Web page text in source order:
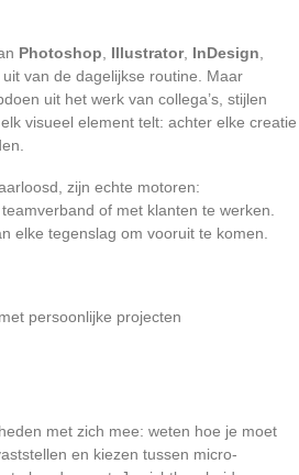
Photoshop Illustrator, InDesign
van de dagelijkse routine. Maar
uit het werk van collega’s, stijlen
visueel element telt: achter elke creatie
zijn echte motoren:
of met klanten te werken.
elke tegenslag om vooruit te komen.
persoonlijke projecten
met zich mee: weten hoe je moet
en kiezen tussen micro-